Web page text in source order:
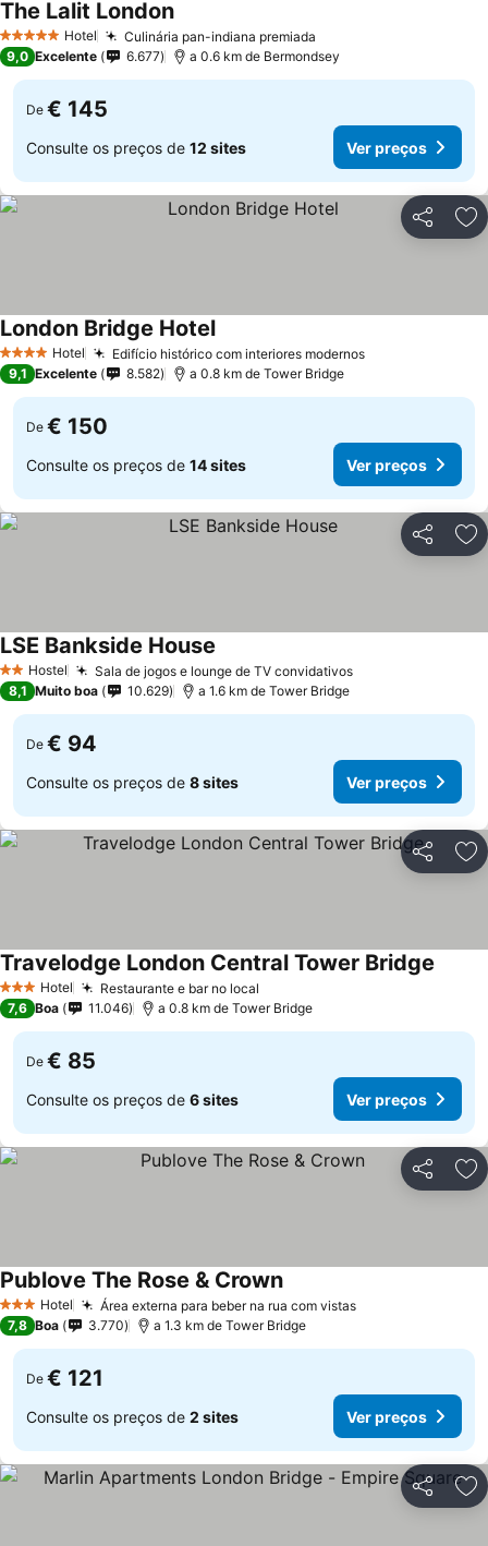
5 Estrelas Hotel Culinária pan-indiana premiada
The Lalit London
9,0 Excelente 6.677 a 0.6 km de Bermondsey
De € 145
Consulte os preços de 12 sites Ver preços
Partilhar
4 EstrelasHotel Edifício histórico com interiores modernos
London Bridge Hotel
9,1 Excelente 8.582 a 0.8 km de Tower Bridge
De € 150
Consulte os preços de 14 sites Ver preços
Partilhar
2 Estrelas
Hostel Sala de jogos e lounge de TV convidativos
LSE Bankside House
8,1 Muito boa 10.629 a 1.6 km de Tower Bridge
De € 94
Consulte os preços de 8 sites Ver preços
Partilhar
3 EstrelasHotel Restaurante e bar no local
Travelodge London Central Tower Bridge
7,6 Boa 11.046 a 0.8 km de Tower Bridge
De € 85
Consulte os preços de 6 sites Ver preços
Partilhar
3 EstrelasHotel Área externa para beber na rua com vistas
Publove The Rose & Crown
7,8 Boa 3.770 a 1.3 km de Tower Bridge
De € 121
Consulte os preços de 2 sites Ver preços
Partilhar